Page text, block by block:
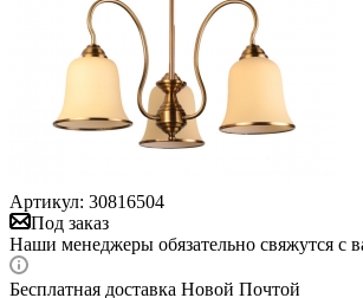
Артикул: 30816504
Под заказ
Наши менеджеры обязательно свяжутся с
Бесплатная доставка Новой Почтой